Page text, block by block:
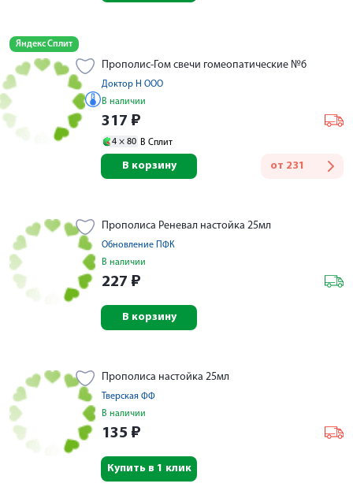
Яндекс Сплит
Прополис-Гом свечи гомеопатические №6
Доктор Н ООО
В наличии
317 ₽
4 × 80 В Сплит
от 231
В корзину
Прополиса Реневал настойка 25мл
Обновление ПФК
В наличии
227 ₽
В корзину
Прополиса настойка 25мл
Тверская ФФ
В наличии
135 ₽
Купить в 1 клик